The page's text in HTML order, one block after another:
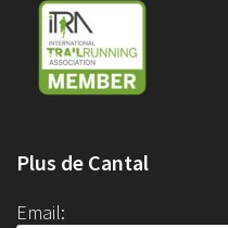
Plus de Cantal
Email: